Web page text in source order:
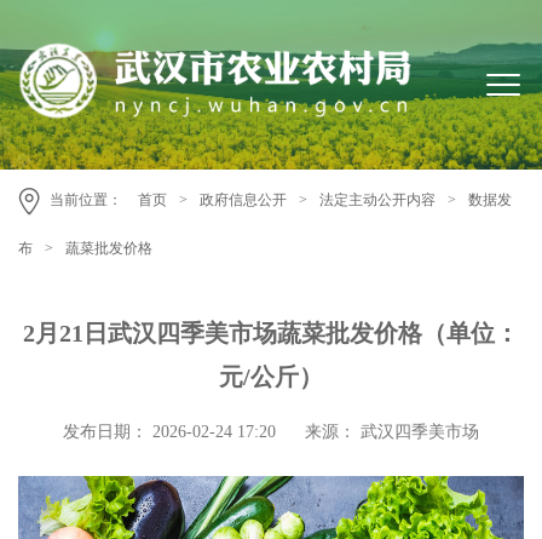
当前位置： 首页 > 政府信息公开 > 法定主动公开内容 > 数据发
布 > 蔬菜批发价格
2月21日武汉四季美市场蔬菜批发价格（单位：
元/公斤）
发布日期： 2026-02-24 17:20 来源： 武汉四季美市场